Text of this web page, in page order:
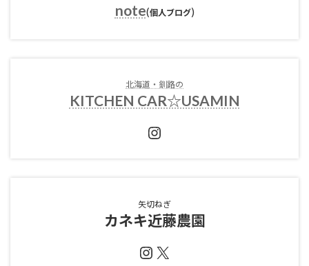
note(個人ブログ)
北海道・釧路の
KITCHEN CAR☆USAMIN
Instagram
矢切ねぎ
カネキ近藤農園
Instagram
X